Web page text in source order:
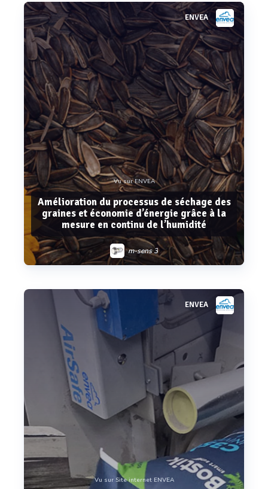
Voir plus ENVEA
Vu sur ENVEA
Amélioration du processus de séchage des
graines et économie d’énergie grâce à la
mesure en continu de l’humidité
m-sens 3
ENVEA
Vu sur Site internet ENVEA